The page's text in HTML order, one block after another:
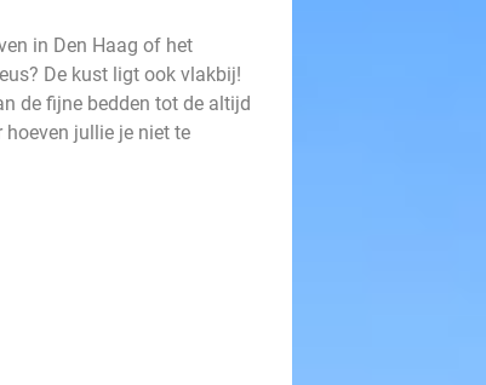
in Den Haag of het
De kust ligt ook vlakbij!
de fijne bedden tot de altijd
jullie je niet te